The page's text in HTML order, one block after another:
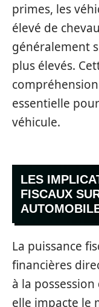
primes, les
élevé de
généralement
plus élevés.
essentielle
véhicule.
LES
FISCAUX
La puissance
financières
à la
elle impacte le